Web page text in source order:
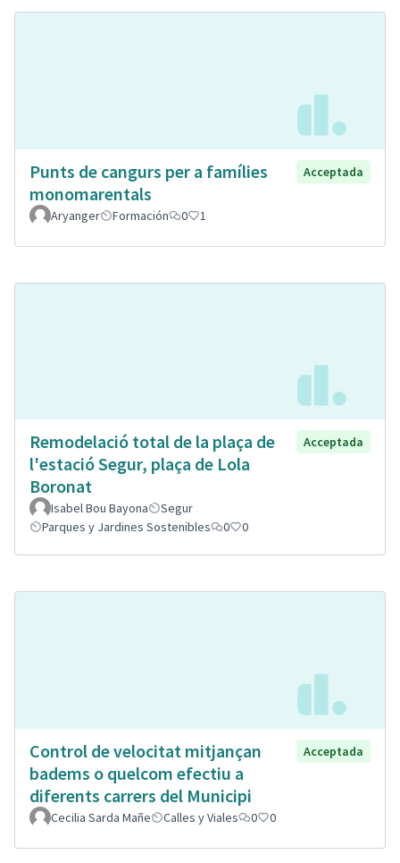
Punts de cangurs per a famílies
monomarentals
Acceptada
Aryanger Formación 0 1
Remodelació total de la plaça de
l'estació Segur, plaça de Lola
Boronat
Acceptada
Isabel Bou Bayona
Segur
Parques y Jardines Sostenibles
0 0
Control de velocitat mitjançan
badems o quelcom efectiu a
diferents carrers del Municipi
Acceptada
Cecilia Sarda Mañe Calles y Viales 0 0